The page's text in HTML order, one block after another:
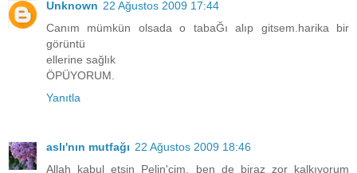
Unknown 22 Ağustos 2009 17:44
Canım mümkün olsada o tabaĞı alıp gitsem.harika bir
görüntü
ellerine sağlık
ÖPÜYORUM.
Yanıtla
aslı'nın mutfağı 22 Ağustos 2009 18:46
Allah kabul etsin Pelin'cim, ben de biraz zor kalkıyorum